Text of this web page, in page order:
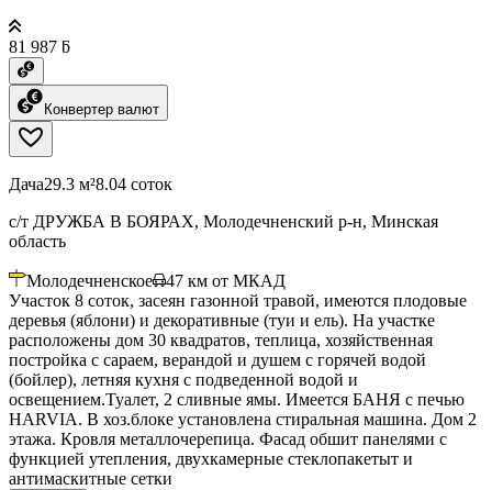
81 987 ƃ
Конвертер валют
Дача29.3 м²8.04 соток
с/т ДРУЖБА В БОЯРАХ, Молодечненский р-н, Минская
область
Молодечненское 47 км от МКАД
Участок 8 соток, засеян газонной травой, имеются плодовые
деревья (яблони) и декоративные (туи и ель). На участке
расположены дом 30 квадратов, теплица, хозяйственная
постройка с сараем, верандой и душем с горячей водой
(бойлер), летняя кухня с подведенной водой и
освещением.Туалет, 2 сливные ямы. Имеется БАНЯ с печью
HARVIA. В хоз.блоке установлена стиральная машина. Дом 2
этажа. Кровля металлочерепица. Фасад обшит панелями с
функцией утепления, двухкамерные стеклопакетыт и
антимаскитные сетки